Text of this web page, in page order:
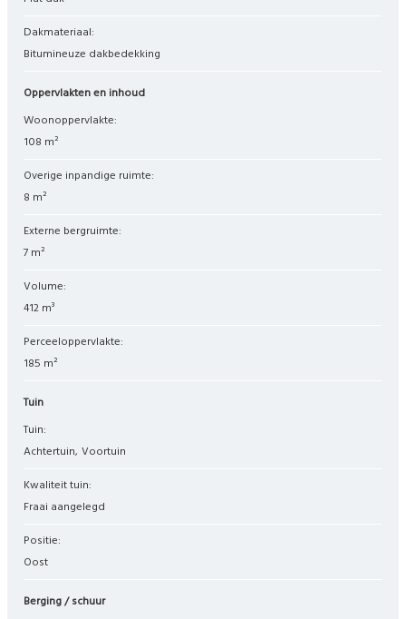
Dakmateriaal:
Bitumineuze dakbedekking
Oppervlakten en inhoud
Woonoppervlakte:
108 m²
Overige inpandige ruimte:
8 m²
Externe bergruimte:
7 m²
Volume:
412 m³
Perceeloppervlakte:
185 m²
Tuin
Tuin:
Achtertuin Voortuin
Kwaliteit tuin:
Fraai aangelegd
Positie:
Oost
Berging / schuur